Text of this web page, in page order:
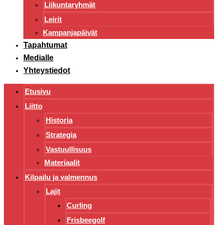
Liikuntaryhmät
Leirit
Kampanjapäivät
Tapahtumat
Medialle
Yhteystiedot
Etusivu
Liitto
Historia
Strategia
Vastuullisuus
Materiaalit
Kilpailu ja valmennus
Lajit
Curling
Frisbeegolf